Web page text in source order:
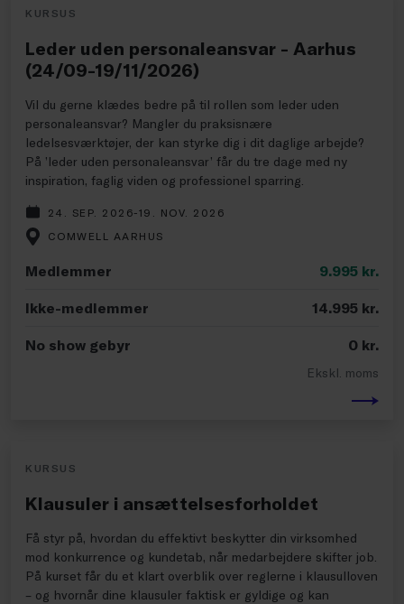
KURSUS
Leder uden personaleansvar - Aarhus
(24/09-19/11/2026)
Vil du gerne klædes bedre på til rollen som leder uden
personaleansvar? Mangler du praksisnære
ledelsesværktøjer, der kan styrke dig i dit daglige arbejde?
På ’leder uden personaleansvar’ får du tre dage med ny
inspiration, faglig viden og professionel sparring.
24. SEP. 2026-19. NOV. 2026
COMWELL AARHUS
Medlemmer 9.995 kr.
Ikke-medlemmer 14.995 kr.
No show gebyr 0 kr.
Ekskl. moms
KURSUS
Klausuler i ansættelsesforholdet
Få styr på, hvordan du effektivt beskytter din virksomhed
mod konkurrence og kundetab, når medarbejdere skifter job.
På kurset får du et klart overblik over reglerne i klausulloven
– og hvornår dine klausuler faktisk er gyldige og kan